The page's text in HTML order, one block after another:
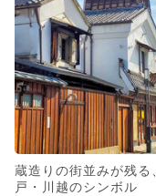
蔵造りの街並みが残る
戸・川越のシンボル